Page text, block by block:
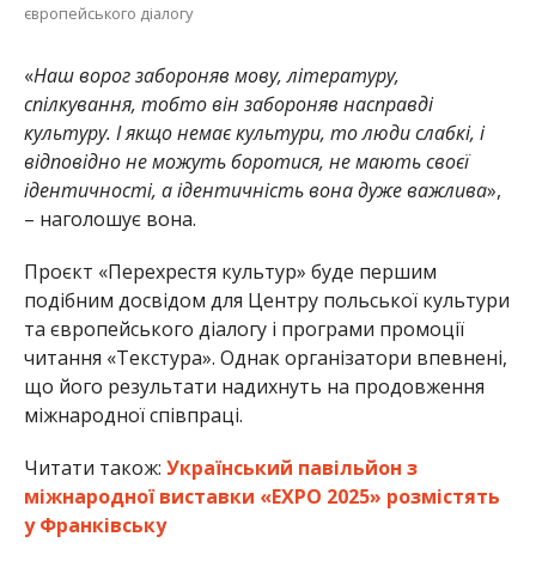
європейського діалогу
«Наш ворог забороняв мову, літературу,
спілкування, тобто він забороняв насправді
культуру. І якщо немає культури, то люди слабкі, і
відповідно не можуть боротися, не мають своєї
ідентичності, а ідентичність вона дуже важлива»,
– наголошує вона.
Проєкт «Перехрестя культур» буде першим
подібним досвідом для Центру польської культури
та європейського діалогу і програми промоції
читання «Текстура». Однак організатори впевнені,
що його результати надихнуть на продовження
міжнародної співпраці.
Читати також: Український павільйон з
міжнародної виставки «EXPO 2025» розмістять
у Франківську